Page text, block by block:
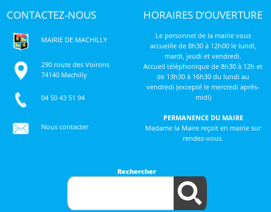
CONTACTEZ-NOUS
MAIRIE DE MACHILLY
290 route des Voirons
74140 Machilly
04 50 43 51 94
Nous contacter
HORAIRES D’OUVERTURE
Le personnel de la mairie vous
accueille de 8h30 à 12h00 le lundi,
mardi, jeudi et vendredi.
Accueil téléphonique de 8h30 à 12h et
de 13h30 à 16h30 du lundi au
vendredi (excepté le mercredi après-
midi)
PERMANENCE DU MAIRE
Madame la Maire reçoit en mairie sur
rendez-vous.
Rechercher